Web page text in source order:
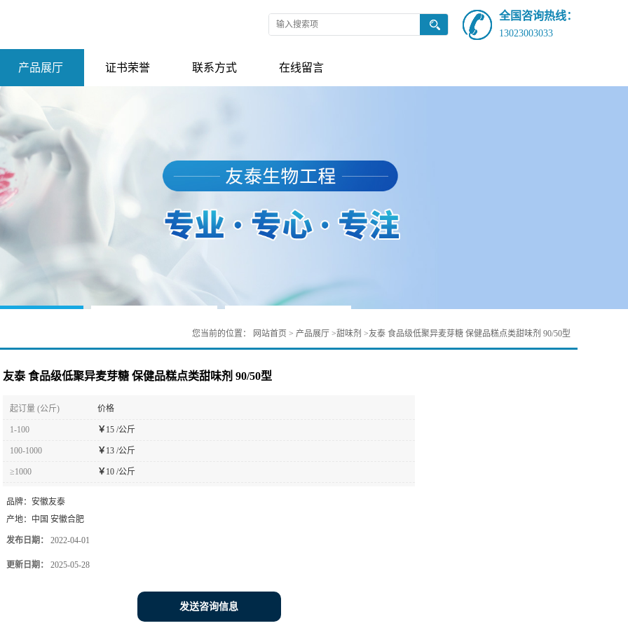
全国咨询热线：
13023003033
产品展厅 证书荣誉 联系方式 在线留言
您当前的位置： 网站首页 > 产品展厅 >甜味剂 >友泰 食品级低聚异麦芽糖 保健品糕点类甜味剂 90/50型
友泰 食品级低聚异麦芽糖 保健品糕点类甜味剂 90/50型
起订量 (公斤) 价格
1-100 ￥15 /公斤
100-1000 ￥13 /公斤
≥1000 ￥10 /公斤
品牌： 安徽友泰
产地： 中国 安徽合肥
发布日期： 2022-04-01
更新日期： 2025-05-28
发送咨询信息